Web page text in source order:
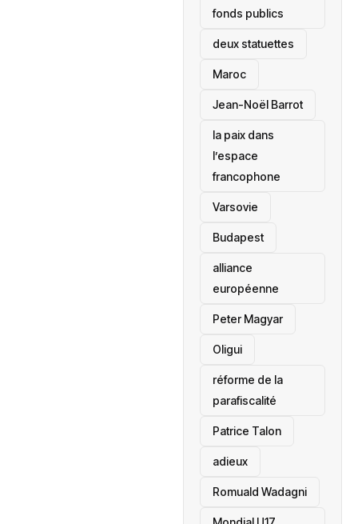
fonds publics
deux statuettes
Maroc
Jean-Noël Barrot
la paix dans
l’espace
francophone
‎Varsovie
Budapest
alliance
européenne
Peter Magyar
Oligui
réforme de la
parafiscalité
Patrice Talon
adieux
Romuald Wadagni